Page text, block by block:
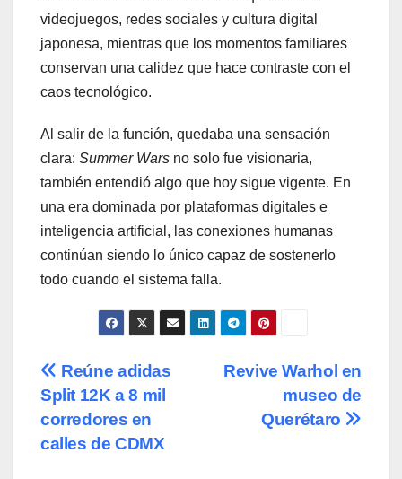
videojuegos, redes sociales y cultura digital
japonesa, mientras que los momentos familiares
conservan una calidez que hace contraste con el
caos tecnológico.
Al salir de la función, quedaba una sensación
clara: Summer Wars no solo fue visionaria,
también entendió algo que hoy sigue vigente. En
una era dominada por plataformas digitales e
inteligencia artificial, las conexiones humanas
continúan siendo lo único capaz de sostenerlo
todo cuando el sistema falla.
Navegación
de
entradas
Revive Warhol en
museo de
Querétaro
Reúne adidas
Split 12K a 8 mil
corredores en
calles de CDMX